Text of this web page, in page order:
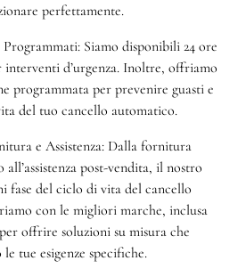
perfettamente.
Siamo disponibili 24 ore
interventi d’urgenza. Inoltre, offriamo
programmata per prevenire guasti e
del tuo cancello automatico.
e Assistenza: Dalla fornitura
all’assistenza post-vendita, il nostro
fase del ciclo di vita del cancello
con le migliori marche, inclusa
offrire soluzioni su misura che
tue esigenze specifiche.